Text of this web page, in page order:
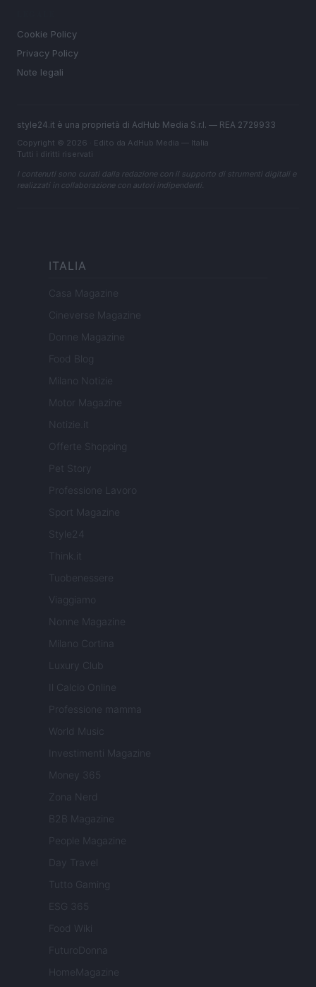
Cookie Policy
Privacy Policy
Note legali
style24.it è una proprietà di AdHub Media S.r.l. — REA 2729933
Copyright © 2026 · Edito da AdHub Media — Italia
Tutti i diritti riservati
I contenuti sono curati dalla redazione con il supporto di strumenti digitali e
realizzati in collaborazione con autori indipendenti.
ITALIA
Casa Magazine
Cineverse Magazine
Donne Magazine
Food Blog
Milano Notizie
Motor Magazine
Notizie.it
Offerte Shopping
Pet Story
Professione Lavoro
Sport Magazine
Style24
Think.it
Tuobenessere
Viaggiamo
Nonne Magazine
Milano Cortina
Luxury Club
Il Calcio Online
Professione mamma
World Music
Investimenti Magazine
Money 365
Zona Nerd
B2B Magazine
People Magazine
Day Travel
Tutto Gaming
ESG 365
Food Wiki
FuturoDonna
HomeMagazine